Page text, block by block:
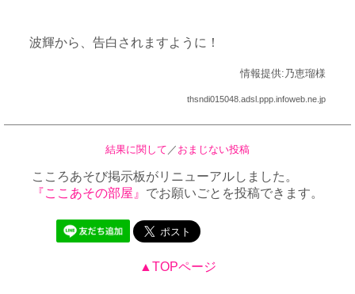
波輝から、告白されますように！
情報提供:乃恵瑠様
thsndi015048.adsl.ppp.infoweb.ne.jp
結果に関して ／ おまじない投稿
こころあそび掲示板がリニューアルしました。
『ここあその部屋』 でお願いごとを投稿できます。
▲TOPページ